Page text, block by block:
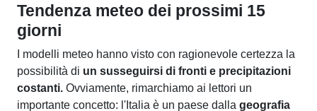
Tendenza meteo dei prossimi 15
giorni
I modelli meteo hanno visto con ragionevole certezza la
possibilità di un susseguirsi di fronti e precipitazioni
costanti. Ovviamente, rimarchiamo ai lettori un
importante concetto: l'Italia è un paese dalla geografia